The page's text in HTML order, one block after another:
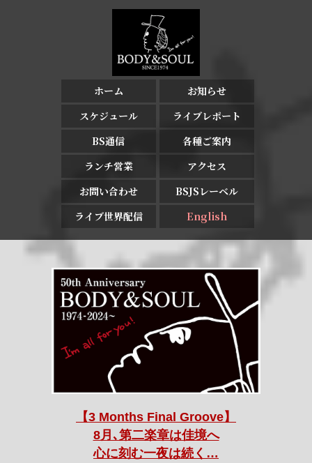
ホーム
お知らせ
スケジュール
ライブレポート
BS通信
各種ご案内
ランチ営業
アクセス
お問い合わせ
BSJSレーベル
ライブ世界配信
English
【3 Months Final Groove】
8月､第二楽章は佳境へ
心に刻む一夜は続く…